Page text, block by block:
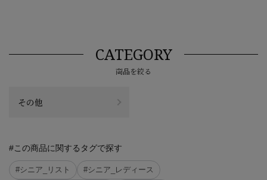
CATEGORY
商品を絞る
その他
#この商品に関するタグで探す
#シニア_リスト #シニア_レディース